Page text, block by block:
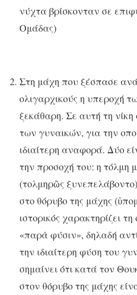
νύχτα βρίσκονταν σε
Ομάδας)
Στη μάχη που ξέσπασε
ολιγαρχικούς η υπεροχή
ξεκάθαρη. Σε αυτή τη
των γυναικών, για την
ιδιαίτερη αναφορά. Δύο
την προσοχή του: η τόλμη
(τολμηρῶς
στο θόρυβο της μάχης
ιστορικός χαρακτηρίζει
«παρὰ φύσιν», δηλαδή
την ιδιαίτερη φύση του
σημαίνει ότι κατά τον
στον θόρυβο της μάχης